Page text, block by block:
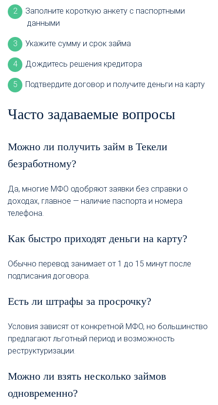
Заполните короткую анкету с паспортными
данными
Укажите сумму и срок займа
Дождитесь решения кредитора
Подтвердите договор и получите деньги на карту
Часто задаваемые вопросы
Можно ли получить займ в Текели
безработному?
Да, многие МФО одобряют заявки без справки о
доходах, главное — наличие паспорта и номера
телефона.
Как быстро приходят деньги на карту?
Обычно перевод занимает от 1 до 15 минут после
подписания договора.
Есть ли штрафы за просрочку?
Условия зависят от конкретной МФО, но большинство
предлагают льготный период и возможность
реструктуризации.
Можно ли взять несколько займов
одновременно?